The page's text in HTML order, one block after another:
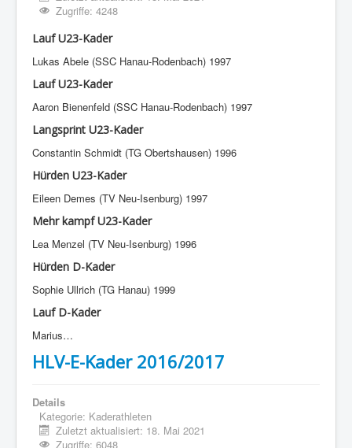
Zugriffe: 4248
Lauf U23-Kader
Lukas Abele (SSC Hanau-Rodenbach) 1997
Lauf U23-Kader
Aaron Bienenfeld (SSC Hanau-Rodenbach) 1997
Langsprint U23-Kader
Constantin Schmidt (TG Obertshausen) 1996
Hürden U23-Kader
Eileen Demes (TV Neu-Isenburg) 1997
Mehrkampf U23-Kader
Lea Menzel (TV Neu-Isenburg) 1996
Hürden D-Kader
Sophie Ullrich (TG Hanau) 1999
Lauf D-Kader
Marius…
HLV-E-Kader 2016/2017
Details
Kategorie: Kaderathleten
Zuletzt aktualisiert: 18. Mai 2021
Zugriffe: 6048